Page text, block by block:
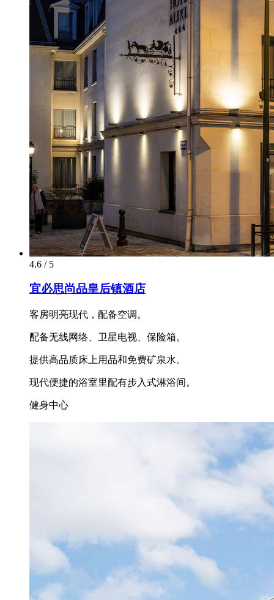
4.6 / 5
宜必思尚品皇后镇酒店
客房明亮现代，配备空调。
配备无线网络、卫星电视、保险箱。
提供高品质床上用品和免费矿泉水。
现代便捷的浴室里配有步入式淋浴间。
健身中心